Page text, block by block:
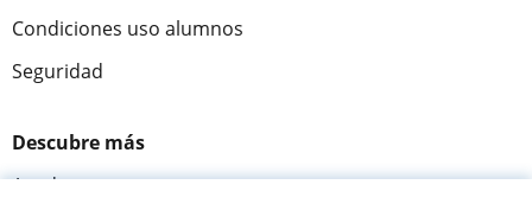
Condiciones uso alumnos
Seguridad
Descubre más
Ayuda